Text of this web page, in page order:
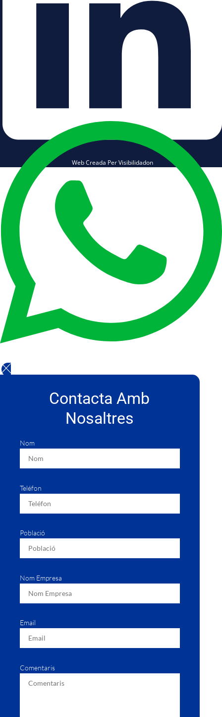
Web Creada Per Visibilidadon
Contacta Amb
Nosaltres
Nom
Teléfon
Població
Nom Empresa
Email
Comentaris